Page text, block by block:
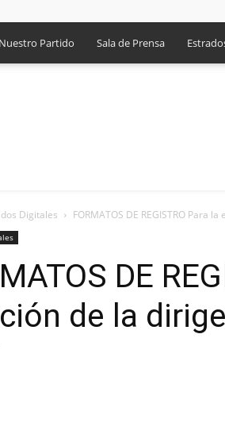
Nuestro Partido Sala de Prensa
Digitales FORMATOS DE REGISTRO Para
DE
de la